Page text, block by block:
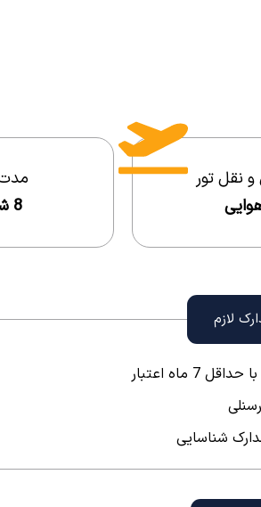
نقل تور
8 شب
لازم
7 ماه اعتبار
شناسایی